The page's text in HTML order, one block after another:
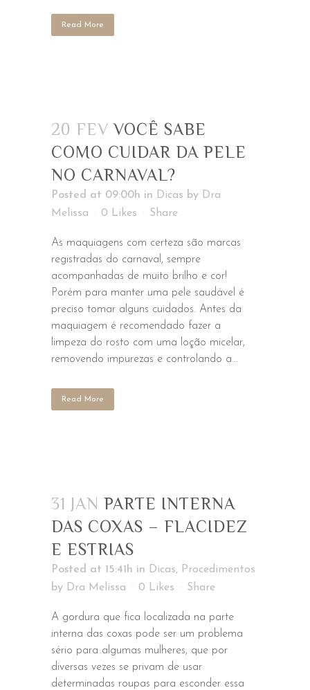
Read More
20 FEV VOCÊ SABE
COMO CUIDAR DA PELE
NO CARNAVAL?
Posted at 09:00h in Dicas by Dra
Melissa
0 Likes Share
As maquiagens com certeza são marcas
registradas do carnaval, sempre
acompanhadas de muito brilho e cor!
Porém para manter uma pele saudável é
preciso tomar alguns cuidados. Antes da
maquiagem é recomendado fazer a
limpeza do rosto com uma loção micelar,
removendo impurezas e controlando a...
Read More
31 JAN PARTE INTERNA
DAS COXAS – FLACIDEZ
E ESTRIAS
Posted at 15:41h in Dicas, Procedimentos
by Dra Melissa 0 Likes Share
A gordura que fica localizada na parte
interna das coxas pode ser um problema
sério para algumas mulheres, que por
diversas vezes se privam de usar
determinadas roupas para esconder essa